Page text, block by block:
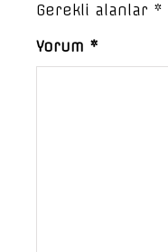
Gerekli alanlar *
Yorum *